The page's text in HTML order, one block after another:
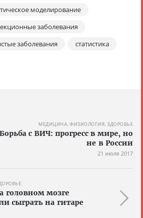
моделирование
заболевания
заболевания
статистика
МЕДИЦИНА, ФИЗИОЛОГИЯ, ЗДОРОВЬЕ
Борьба с ВИЧ: прогресс в мире, но
не в России
21 июля 2017
головном мозге
сыграть на гитаре